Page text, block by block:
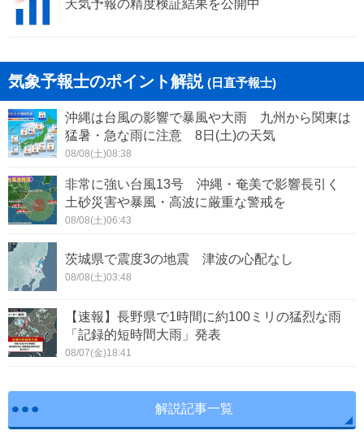
天気予報の精度検証結果を公開中
気象予報士のポイント解説 (日直予報士)
沖縄は台風の影響で暴風や大雨 九州から関東は
猛暑・急な雨に注意 8日(土)の天気
08/08(土)08:38
非常に強い台風13号 沖縄・奄美で影響長引く
土砂災害や暴風・高波に厳重な警戒を
08/08(土)06:43
茨城県で震度3の地震 津波の心配なし
08/08(土)03:48
【速報】長野県で1時間に約100ミリの猛烈な雨
「記録的短時間大雨」発表
08/07(金)18:41
解説記事一覧